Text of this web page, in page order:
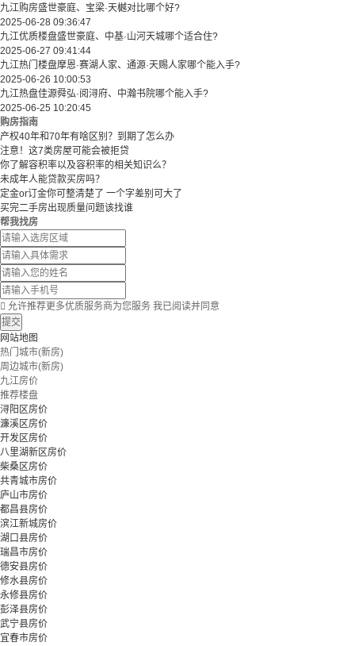
九江购房盛世豪庭、宝梁·天樾对比哪个好?
2025-06-28 09:36:47
九江优质楼盘盛世豪庭、中基·山河天城哪个适合住?
2025-06-27 09:41:44
九江热门楼盘摩恩·赛湖人家、通源·天赐人家哪个能入手?
2025-06-26 10:00:53
九江热盘佳源舜弘·阅浔府、中瀚书院哪个能入手?
2025-06-25 10:20:45
购房指南
产权40年和70年有啥区别？到期了怎么办
注意！这7类房屋可能会被拒贷
你了解容积率以及容积率的相关知识么？
未成年人能贷款买房吗？
定金or订金你可整清楚了 一个字差别可大了
买完二手房出现质量问题该找谁
帮我找房
 允许推荐更多优质服务商为您服务 我已阅读并同意
提交
网站地图
热门城市(新房)
周边城市(新房)
九江房价
推荐楼盘
浔阳区房价
濂溪区房价
开发区房价
八里湖新区房价
柴桑区房价
共青城市房价
庐山市房价
都昌县房价
滨江新城房价
湖口县房价
瑞昌市房价
德安县房价
修水县房价
永修县房价
彭泽县房价
武宁县房价
宜春市房价